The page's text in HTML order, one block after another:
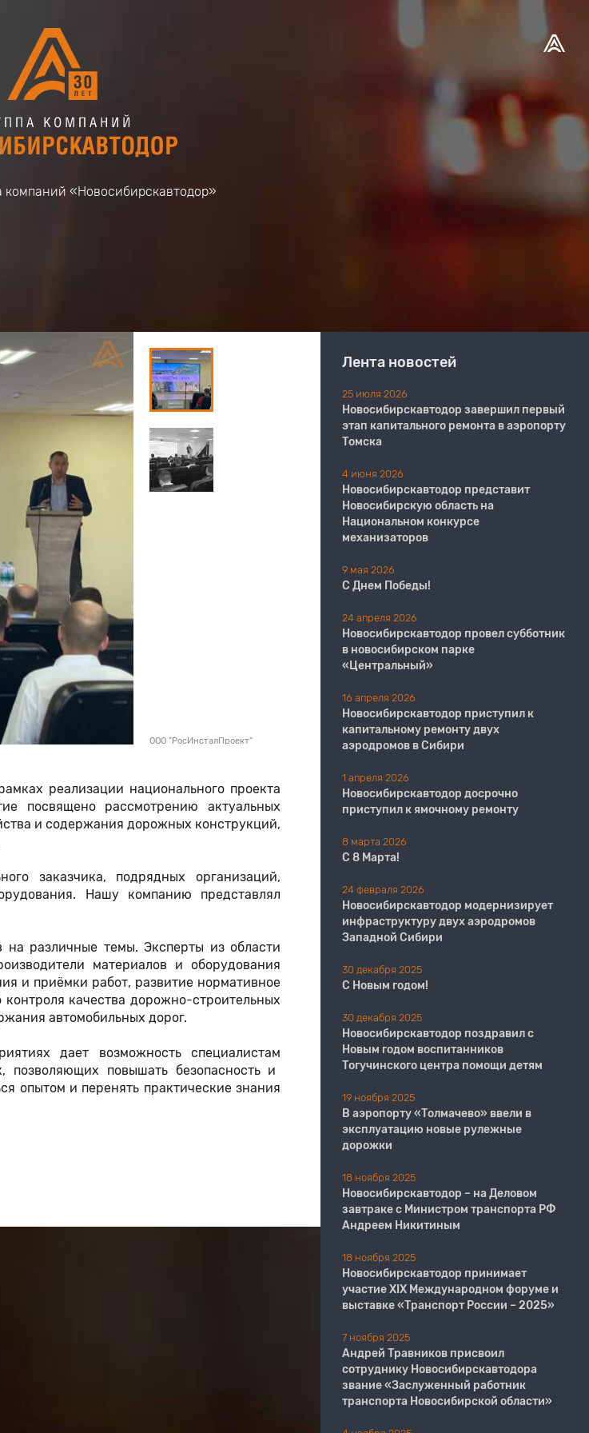
компаний «Новосибирскавтодор»
ООО "РосИнсталПроект"
реализации национального проекта
посвящено рассмотрению актуальных
и содержания дорожных конструкций,
заказчика, подрядных организаций,
Нашу компанию представлял
различные темы. Эксперты из области
материалов и оборудования
и приёмки работ, развитие нормативное
качества дорожно-строительных
автомобильных дорог.
дает возможность специалистам
позволяющих повышать безопасность и
опытом и перенять практические знания
Лента новостей
25 июля 2026
Новосибирскавтодор завершил первый
этап капитального ремонта в аэропорту
Томска
4 июня 2026
Новосибирскавтодор представит
Новосибирскую область на
Национальном конкурсе
механизаторов
9 мая 2026
С Днем Победы!
24 апреля 2026
Новосибирскавтодор провел субботник
в новосибирском парке
«Центральный»
16 апреля 2026
Новосибирскавтодор приступил к
капитальному ремонту двух
аэродромов в Сибири
1 апреля 2026
Новосибирскавтодор досрочно
приступил к ямочному ремонту
8 марта 2026
С 8 Марта!
24 февраля 2026
Новосибирскавтодор модернизирует
инфраструктуру двух аэродромов
Западной Сибири
30 декабря 2025
С Новым годом!
30 декабря 2025
Новосибирскавтодор поздравил с
Новым годом воспитанников
Тогучинского центра помощи детям
19 ноября 2025
В аэропорту «Толмачево» ввели в
эксплуатацию новые рулежные
дорожки
18 ноября 2025
Новосибирскавтодор – на Деловом
завтраке с Министром транспорта РФ
Андреем Никитиным
18 ноября 2025
Новосибирскавтодор принимает
участие XIX Международном форуме и
выставке «Транспорт России – 2025»
7 ноября 2025
Андрей Травников присвоил
сотруднику Новосибирскавтодора
звание «Заслуженный работник
транспорта Новосибирской области»